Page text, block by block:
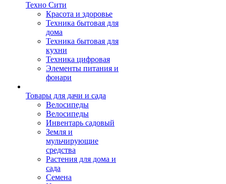
Техно Сити
Красота и здоровье
Техника бытовая для
дома
Техника бытовая для
кухни
Техника цифровая
Элементы питания и
фонари
Товары для дачи и сада
Велосипеды
Велосипеды
Инвентарь садовый
Земля и
мульчирующие
средства
Растения для дома и
сада
Семена